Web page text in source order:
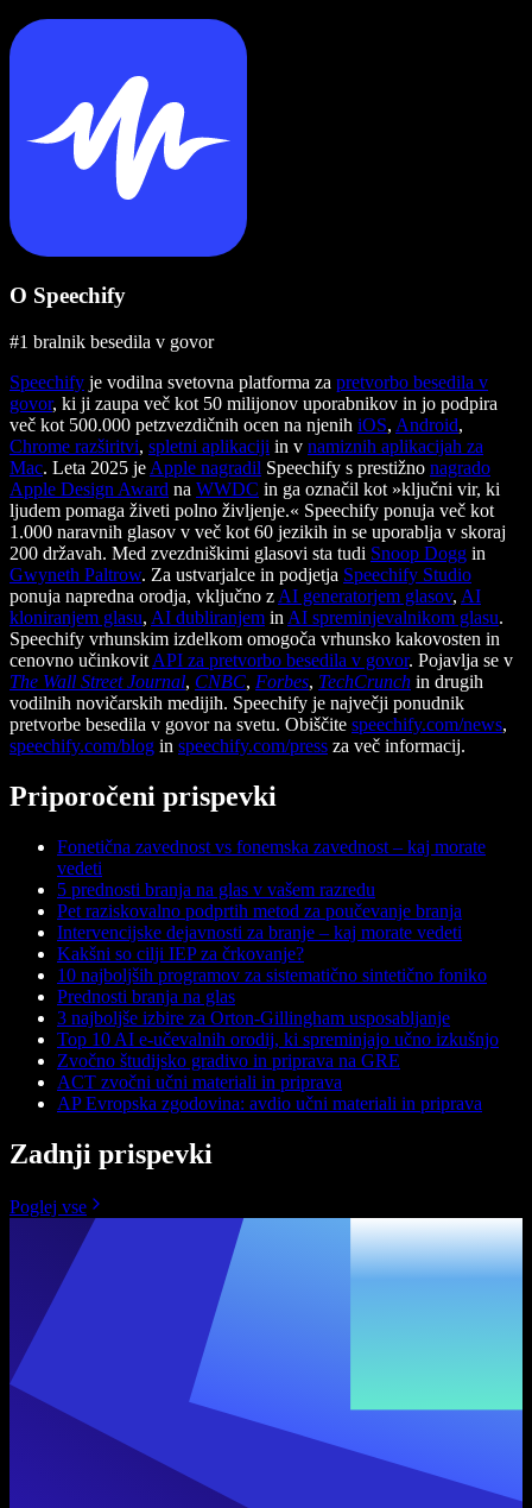
O Speechify
#1 bralnik besedila v govor
Speechify je vodilna svetovna platforma za pretvorbo besedila v
govor, ki ji zaupa več kot 50 milijonov uporabnikov in jo podpira
več kot 500.000 petzvezdičnih ocen na njenih iOS, Android,
Chrome razširitvi, spletni aplikaciji in v namiznih aplikacijah za
Mac. Leta 2025 je Apple nagradil Speechify s prestižno nagrado
Apple Design Award na WWDC in ga označil kot »ključni vir, ki
ljudem pomaga živeti polno življenje.« Speechify ponuja več kot
1.000 naravnih glasov v več kot 60 jezikih in se uporablja v skoraj
200 državah. Med zvezdniškimi glasovi sta tudi Snoop Dogg in
Gwyneth Paltrow. Za ustvarjalce in podjetja Speechify Studio
ponuja napredna orodja, vključno z AI generatorjem glasov, AI
kloniranjem glasu, AI dubliranjem in AI spreminjevalnikom glasu.
Speechify vrhunskim izdelkom omogoča vrhunsko kakovosten in
cenovno učinkovit API za pretvorbo besedila v govor. Pojavlja se v
The Wall Street Journal, CNBC, Forbes, TechCrunch in drugih
vodilnih novičarskih medijih. Speechify je največji ponudnik
pretvorbe besedila v govor na svetu. Obiščite speechify.com/news,
speechify.com/blog in speechify.com/press za več informacij.
Priporočeni prispevki
Fonetična zavednost vs fonemska zavednost – kaj morate
vedeti
5 prednosti branja na glas v vašem razredu
Pet raziskovalno podprtih metod za poučevanje branja
Intervencijske dejavnosti za branje – kaj morate vedeti
Kakšni so cilji IEP za črkovanje?
10 najboljših programov za sistematično sintetično foniko
Prednosti branja na glas
3 najboljše izbire za Orton-Gillingham usposabljanje
Top 10 AI e-učevalnih orodij, ki spreminjajo učno izkušnjo
Zvočno študijsko gradivo in priprava na GRE
ACT zvočni učni materiali in priprava
AP Evropska zgodovina: avdio učni materiali in priprava
Zadnji prispevki
Poglej vse